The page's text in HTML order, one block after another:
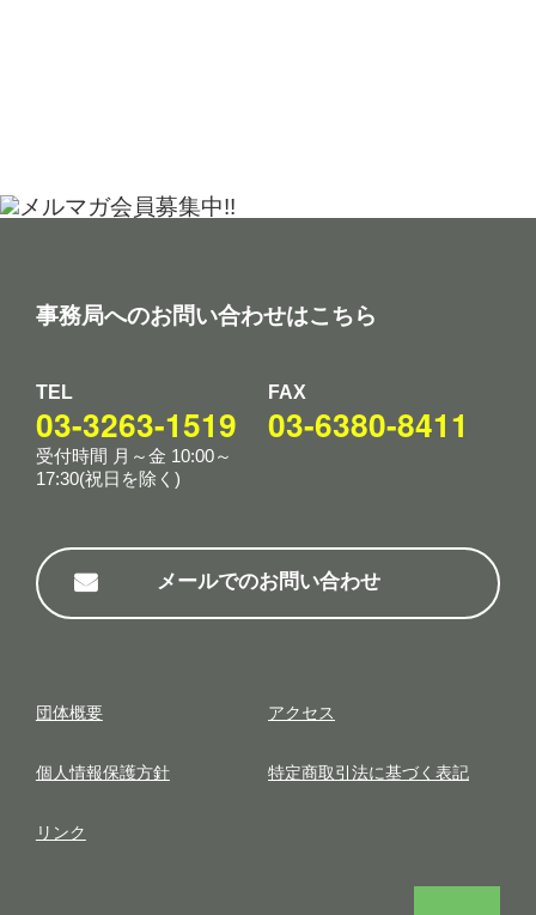
事務局へのお問い合わせはこちら
TEL
03-3263-1519
受付時間 月～金 10:00～
17:30(祝日を除く)
FAX
03-6380-8411
メールでのお問い合わせ
団体概要 アクセス
個⼈情報保護⽅針 特定商取引法に基づく表記
リンク